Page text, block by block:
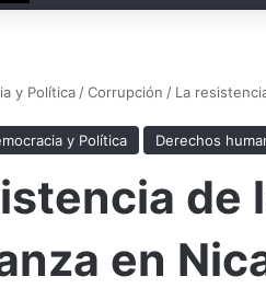
y Política /Corrupción / La
y Política Derechos
de
en